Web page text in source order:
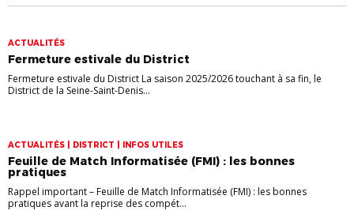
ACTUALITÉS
Fermeture estivale du District
Fermeture estivale du District La saison 2025/2026 touchant à sa fin, le
District de la Seine-Saint-Denis...
ACTUALITÉS | DISTRICT | INFOS UTILES
Feuille de Match Informatisée (FMI) : les bonnes
pratiques
Rappel important – Feuille de Match Informatisée (FMI) : les bonnes
pratiques avant la reprise des compét...